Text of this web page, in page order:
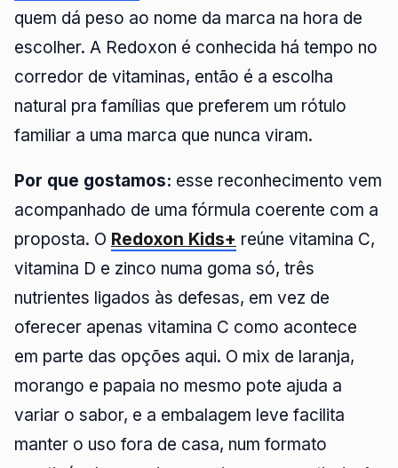
quem dá peso ao nome da marca na hora de
escolher. A Redoxon é conhecida há tempo no
corredor de vitaminas, então é a escolha
natural pra famílias que preferem um rótulo
familiar a uma marca que nunca viram.
Por que gostamos: esse reconhecimento vem
acompanhado de uma fórmula coerente com a
proposta. O Redoxon Kids+ reúne vitamina C,
vitamina D e zinco numa goma só, três
nutrientes ligados às defesas, em vez de
oferecer apenas vitamina C como acontece
em parte das opções aqui. O mix de laranja,
morango e papaia no mesmo pote ajuda a
variar o sabor, e a embalagem leve facilita
manter o uso fora de casa, num formato